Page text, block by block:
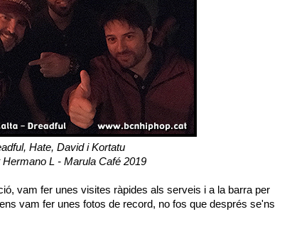
Hate, David i Kortatu
L - Marula Café 2019
vam fer unes visites ràpides als serveis i a la barra per
vam fer unes fotos de record, no fos que després se'ns